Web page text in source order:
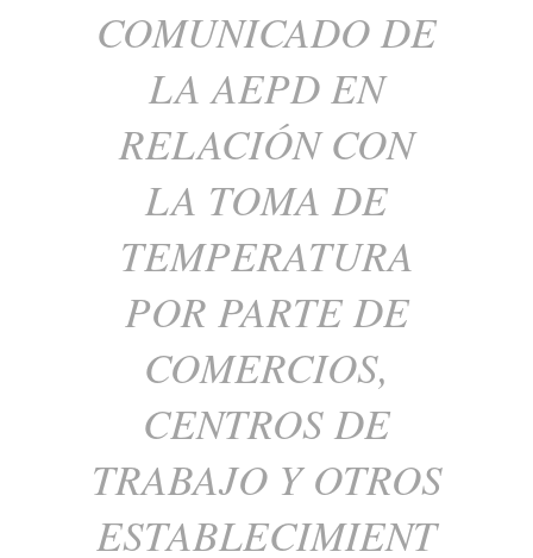
COMUNICADO DE
LA AEPD EN
RELACIÓN CON
LA TOMA DE
TEMPERATURA
POR PARTE DE
COMERCIOS,
CENTROS DE
TRABAJO Y OTROS
ESTABLECIMIENT